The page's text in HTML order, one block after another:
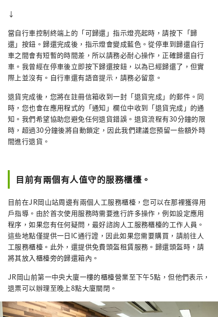
↓
當自行車控制終端上的「可歸還」指示燈亮起時，請按下「歸
還」按鈕。歸還完成後，指示燈會變成藍色。從停車到歸還自行
車之間會有短暫的時間差，所以請務必耐心操作，正確歸還自行
車。我曾經在停車後立即按下歸還按鈕，以為已經歸還了，但實
際上並沒有。自行車還有語音提示，請務必留意。
退貨完成後，您將在註冊信箱收到一封「退貨完成」的郵件。同
時，您也會在應用程式的「通知」欄位中收到「退貨完成」的通
知。我們希望協助您避免任何退貨錯誤。退貨流程有30分鐘的限
時，超過30分鐘後將自動鎖定，因此我們建議您預留一些額外時
間進行退貨。
目前有兩個有人值守的服務櫃檯。
目前在JR岡山站周邊有兩個人工服務櫃檯，您可以在那裡獲得用
戶指導。由於首次使用服務時需要進行許多操作，例如設定應用
程序，如果您有任何疑問，最好諮詢人工服務櫃檯的工作人員。
這些地點僅提供一日IC通行證，因此如果您需要購買，請前往人
工服務櫃檯。此外，還提供免費頭盔租賃服務。歸還頭盔時，請
將其放入櫃檯旁的歸還箱內。
JR岡山前第一中央大廈一樓的櫃檯營業至下午5點，但他們表示，
退票可以辦理至晚上8點大廈關閉。